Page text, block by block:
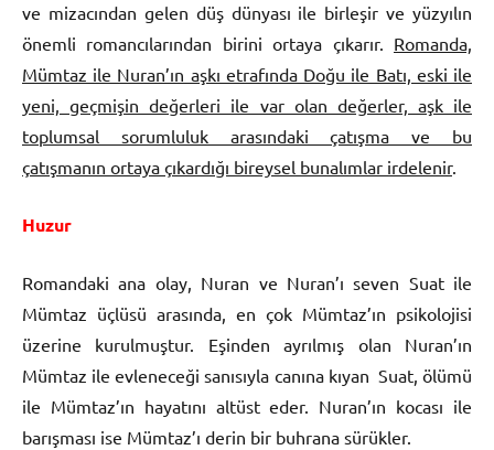
ve mizacından gelen düş dünyası ile birleşir ve yüzyılın
önemli romancılarından birini ortaya çıkarır. Romanda,
Mümtaz ile Nuran’ın aşkı etrafında Doğu ile Batı, eski ile
yeni, geçmişin değerleri ile var olan değerler, aşk ile
toplumsal sorumluluk arasındaki çatışma ve bu
çatışmanın ortaya çıkardığı bireysel bunalımlar irdelenir.
Huzur
Romandaki ana olay, Nuran ve Nuran’ı seven Suat ile
Mümtaz üçlüsü arasında, en çok Mümtaz’ın psikolojisi
üzerine kurulmuştur. Eşinden ayrılmış olan Nuran’ın
Mümtaz ile evleneceği sanısıyla canına kıyan Suat, ölümü
ile Mümtaz’ın hayatını altüst eder. Nuran’ın kocası ile
barışması ise Mümtaz’ı derin bir buhrana sürükler.